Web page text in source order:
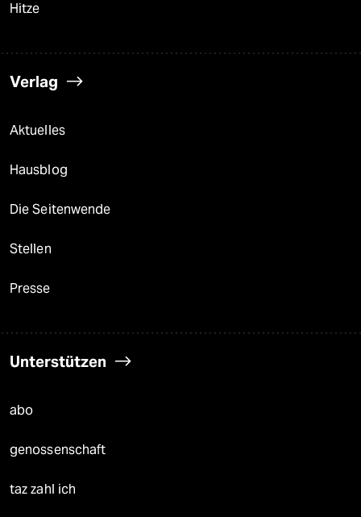
Hitze
Verlag
Aktuelles
Hausblog
Die Seitenwende
Stellen
Presse
Unterstützen
abo
genossenschaft
taz zahl ich